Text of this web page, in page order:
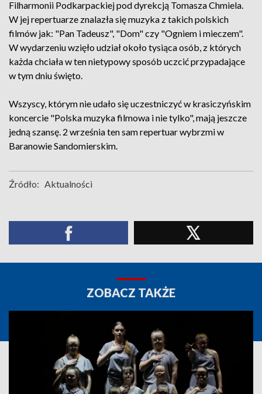
Filharmonii Podkarpackiej pod dyrekcją Tomasza Chmiela.
W jej repertuarze znalazła się muzyka z takich polskich
filmów jak: "Pan Tadeusz", "Dom" czy "Ogniem i mieczem".
W wydarzeniu wzięło udział około tysiąca osób, z których
każda chciała w ten nietypowy sposób uczcić przypadające
w tym dniu święto.
Wszyscy, którym nie udało się uczestniczyć w krasiczyńskim
koncercie "Polska muzyka filmowa i nie tylko", mają jeszcze
jedną szansę. 2 września ten sam repertuar wybrzmi w
Baranowie Sandomierskim.
Źródło: Aktualności
ZOBACZ TAKŻE